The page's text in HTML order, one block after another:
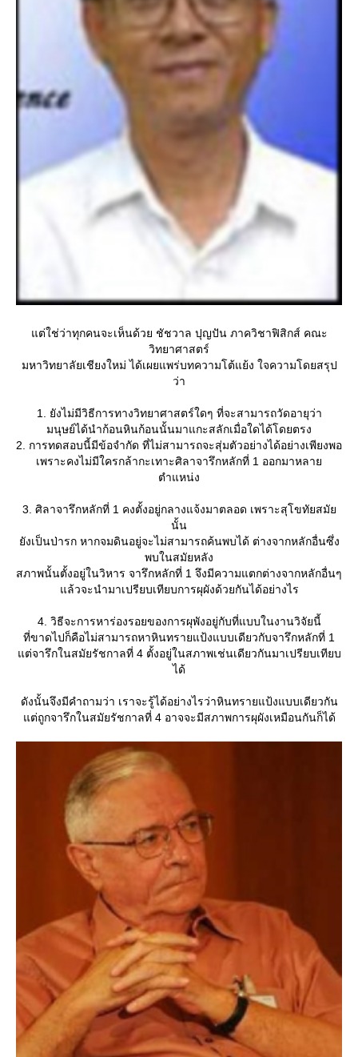
ต่ใช่ว่าทุกคนจะเห็นด้วย ชัชวาล ปุญปัน ภาควิชาฟิสิกส์ คณะ
วิทยาศาสตร์
มหาวิทยาลัยเชียงใหม่ ได้เผยแพร่บทความโต้แย้ง ใจความโดยสรุป
ว่า
1. ยังไม่มีวิธีการทางวิทยาศาสตร์ใดๆ ที่จะสามารถวัดอายุว่า
มนุษย์ได้นำก้อนหินก้อนนั้นมาแกะสลักเมื่อใดได้โดยตรง
2. การทดสอบนี้มีข้อจำกัด ที่ไม่สามารถจะสุ่มตัวอย่างได้อย่างเพียงพอ
เพราะคงไม่มีใครกล้ากะเทาะศิลาจารึกหลักที่ 1 ออกมาหลา
ตำแหน่ง
3. ศิลาจารึกหลักที่ 1 คงตั้งอยู่กลางแจ้งมาตลอด เพราะสุโขทัยสมั
นั้น
ังเป็นป่ารก หากจมดินอยู่จะไม่สามารถค้นพบได้ ต่างจากหลักอื่นซึ่ง
พบในสมัยหลัง
สภาพนั้นตั้งอยู่ในวิหาร จารึกหลักที่ 1 จึงมีความแตกต่างจากหลักอื่นๆ
ล้วจะนำมาเปรียบเทียบการผุผังด้วยกันได้อย่างไร
4. วิธีจะการหาร่องรอยของการผุพังอยู่กับที่แบบในงานวิจัยนี้
ที่ขาดไปก็คือไม่สามารถหาหินทรายแป้งแบบเดียวกับจารึกหลักที่ 1
ต่จารึกในสมัยรัชกาลที่ 4 ตั้งอยู่ในสภาพเช่นเดียวกันมาเปรียบเทียบ
ได้
ดังนั้นจึงมีคำถามว่า เราจะรู้ได้อย่างไรว่าหินทรายแป้งแบบเดียวกัน
ต่ถูกจารึกในสมัยรัชกาลที่ 4 อาจจะมีสภาพการผุผังเหมือนกันก็ได้